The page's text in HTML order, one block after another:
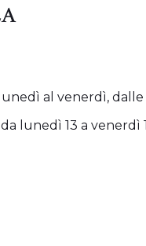
al venerdì, dalle
lunedì 13 a venerdì